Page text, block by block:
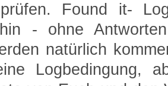
prüfen. Found it-
- ohne
natürlich
Logbedingung,